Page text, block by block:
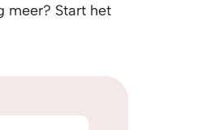
meer? Start het